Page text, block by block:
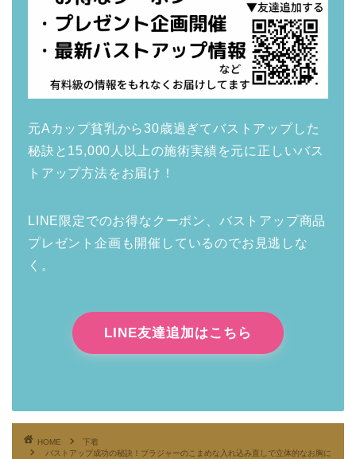
元Aカップ貧乳から30歳過ぎてバストアップした
秘訣と15,000人以上の施術実績を元に正しいバス
トアップ方法をお届け！
LINE限定でのお得なクーポン、バストアップ商品
プレゼント企画も開催しているのでお見逃しな
く。
LINE友達追加はこちら
HOME
下着
バストアップ成功の秘訣！ブラジャーのこまめな入れ込み直しで立体的なお胸に